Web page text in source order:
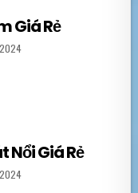
Giá Rẻ
DATE:
Nổi Giá Rẻ
DATE: